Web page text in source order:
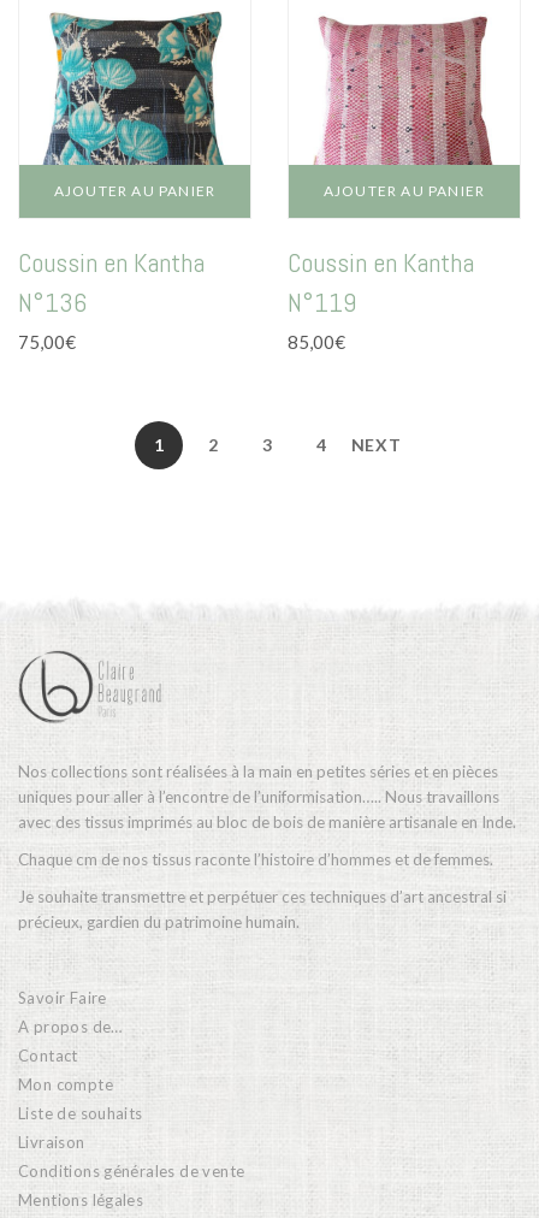
AJOUTER AU PANIER
Coussin en Kantha
N°136
75,00€
AJOUTER AU PANIER
Coussin en Kantha
N°119
85,00€
1 2 3 4 NEXT
Nos collections sont réalisées à la main en petites séries et en pièces
uniques pour aller à l’encontre de l’uniformisation….. Nous travaillons
avec des tissus imprimés au bloc de bois de manière artisanale en Inde.
Chaque cm de nos tissus raconte l’histoire d’hommes et de femmes.
Je souhaite transmettre et perpétuer ces techniques d’art ancestral si
précieux, gardien du patrimoine humain.
Savoir Faire
A propos de…
Contact
Mon compte
Liste de souhaits
Livraison
Conditions générales de vente
Mentions légales